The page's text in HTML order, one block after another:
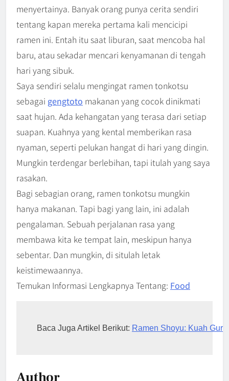
menyertainya. Banyak orang punya cerita sendiri
tentang kapan mereka pertama kali mencicipi
ramen ini. Entah itu saat liburan, saat mencoba hal
baru, atau sekadar mencari kenyamanan di tengah
hari yang sibuk.
Saya sendiri selalu mengingat ramen tonkotsu
sebagai gengtoto makanan yang cocok dinikmati
saat hujan. Ada kehangatan yang terasa dari setiap
suapan. Kuahnya yang kental memberikan rasa
nyaman, seperti pelukan hangat di hari yang dingin.
Mungkin terdengar berlebihan, tapi itulah yang saya
rasakan.
Bagi sebagian orang, ramen tonkotsu mungkin
hanya makanan. Tapi bagi yang lain, ini adalah
pengalaman. Sebuah perjalanan rasa yang
membawa kita ke tempat lain, meskipun hanya
sebentar. Dan mungkin, di situlah letak
keistimewaannya.
Temukan Informasi Lengkapnya Tentang: Food
Baca Juga Artikel Berikut: Ramen Shoyu: Kuah
Author